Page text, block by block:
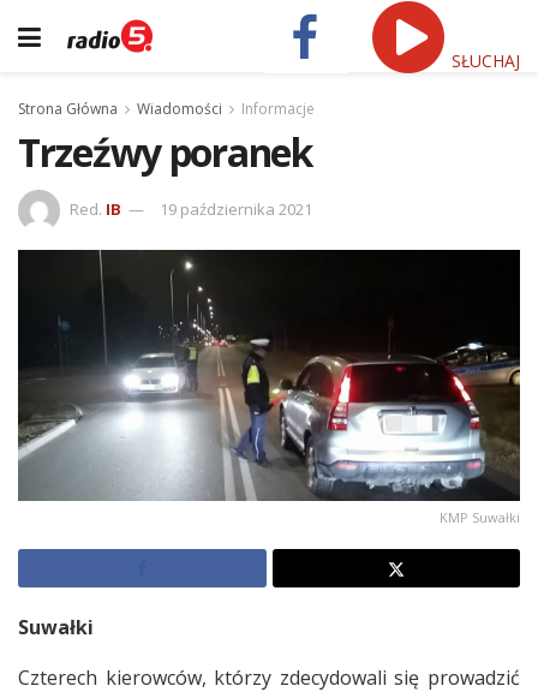
SŁUCHAJ
Strona Główna Wiadomości Informacje
Trzeźwy poranek
Red. IB 19 października 2021
KMP Suwałki
Suwałki
Czterech kierowców, którzy zdecydowali się prowadzić